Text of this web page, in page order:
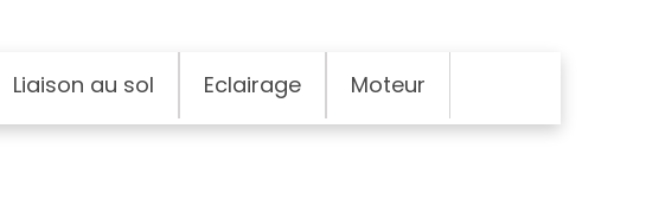
Liaison au sol Eclairage Moteur